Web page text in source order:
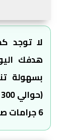
لا توجد
هدفك
بسهولة
6 جرامات صافي كربوهيدرات.